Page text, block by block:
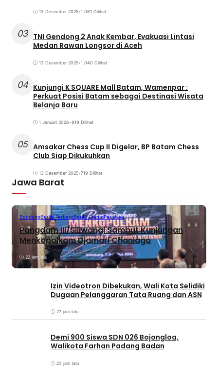
13 Desember 2025•1.081 Dilihat
03 TNI Gendong 2 Anak Kembar, Evakuasi Lintasi
Medan Rawan Longsor di Aceh
13 Desember 2025•1.040 Dilihat
04 Kunjungi K SQUARE Mall Batam, Wamenpar :
Perkuat Posisi Batam sebagai Destinasi Wisata
Belanja Baru
1 Januari 2026•919 Dilihat
05 Amsakar Chess Cup II Digelar, BP Batam Chess
Club Siap Dikukuhkan
13 Desember 2025•719 Dilihat
Jawa Barat
BandungBerita TerbaruBerita UtamaPeristiwa
Pangdam III/Siliwangi Sambut Kunjungan
Menkopolkam Djamari Chaniago
22 jam lalu
Izin Videotron Dibekukan, Wali Kota Selidiki
Dugaan Pelanggaran Tata Ruang dan ASN
22 jam lalu
Demi 900 Siswa SDN 026 Bojongloa,
Walikota Farhan Padang Badan
23 jam lalu